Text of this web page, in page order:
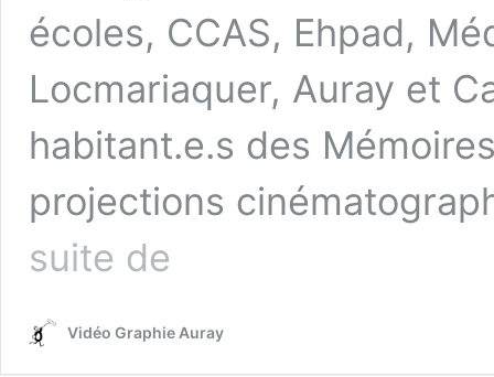
écoles, CCAS, Ehpad,
Locmariaquer, Auray et
habitant.e.s des
projections
suite de
Vidéo Graphie Auray